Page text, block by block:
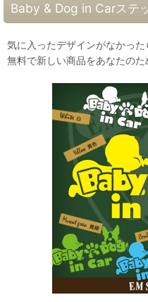
Baby & Dog in Carステ
気に入ったデザインがなかった
無料で新しい商品をあなたの